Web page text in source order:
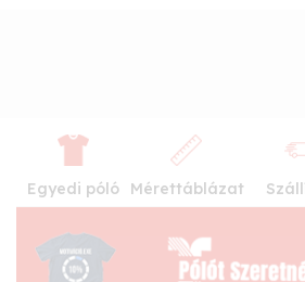
Egyedi póló Mérettáblázat